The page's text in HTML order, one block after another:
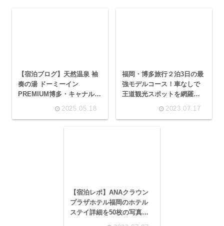
【宿泊ブログ】天然温泉 袖
奏の湯 ドーミーイン
PREMIUM博多・キャナルシ
ティ前のクチコミ！約50枚
2025.05.18
福岡・博多旅行２泊3日の最
強モデルコース！車なしで
王道観光スポットを網羅〜
女子旅や１人旅にもオスス
2023.07.17
【宿泊レポ】ANAクラウン
プラザホテル福岡のホテル
ステイ詳細を50枚の写真で